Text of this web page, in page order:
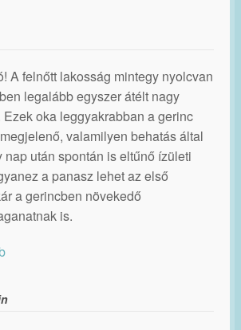
A felnőtt lakosság mintegy nyolcvan
legalább egyszer átélt nagy
oka leggyakrabban a gerinc
valamilyen behatás által
nap után spontán is eltűnő ízületi
a panasz lehet az első
a gerincben növekedő
is.